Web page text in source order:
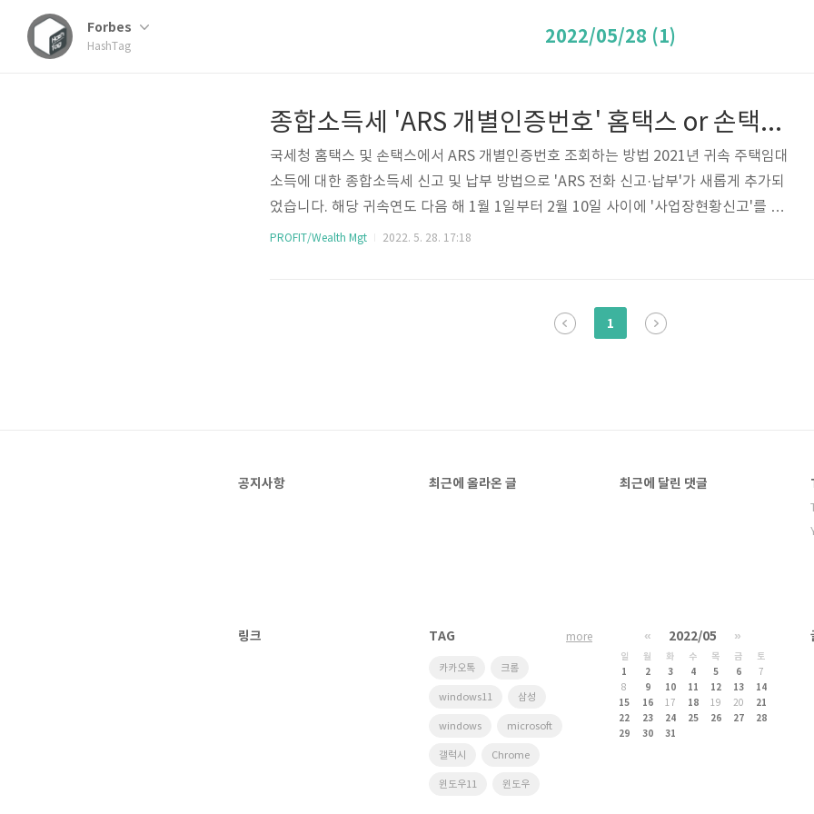
Forbes
HashTag 2022/05/28 (1)
종합소득세 'ARS 개별인증번호' 홈택스 or 손택스 조회 방법
국세청 홈택스 및 손택스에서 ARS 개별인증번호 조회하는 방법 2021년 귀속 주택임대
소득에 대한 종합소득세 신고 및 납부 방법으로 'ARS 전화 신고·납부'가 새롭게 추가되
었습니다. 해당 귀속연도 다음 해 1월 1일부터 2월 10일 사이에 '사업장현황신고'를 모
두 마친 V유형 주택임대사업자(미등록 포함)는 다음과 같이 ARS 1544-9944로 전화하
소득) 신고 때마다 신고안내문 우편물을 기다리지 않고 ARS 전화로 납부할 세액 및 가
상계좌 확인 후 간편하게 신고 완료할 수 있으며, 특히 ARS 전화 신고 시 개인지방소득
PROFIT/Wealth Mgt 2022. 5. 28. 17:18
1
공지사항 최근에 올라온 글 최근에 달린 댓글
링크 TAG
카카오톡 크롬
windows11 삼성
windows microsoft
갤럭시 Chrome
윈도우11 윈도우
more « 2022/05 »
일 월 화 수 목 금
토
1
2 3 4 5 6
7
8
9 10 11 12 13
14
15
16 17 18 19 20
21
22
23 24 25 26 27
28
29
30 31